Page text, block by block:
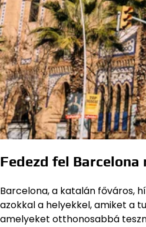
Fedezd fel
Barcelona, a katalán főváros,
azokkal a helyekkel, amiket a
amelyeket otthonosabbá